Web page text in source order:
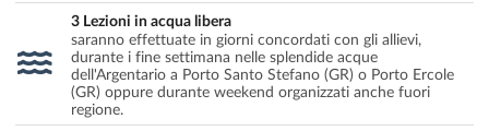
3 Lezioni in acqua libera
saranno effettuate in giorni concordati con gli allievi,
durante i fine settimana nelle splendide acque
dell'Argentario a Porto Santo Stefano (GR) o Porto Ercole
(GR) oppure durante weekend organizzati anche fuori
regione.